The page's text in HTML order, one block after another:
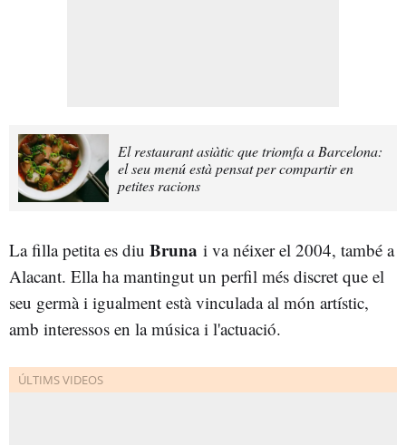
El restaurant asiàtic que triomfa a Barcelona:
el seu menú està pensat per compartir en
petites racions
La filla petita es diu Bruna i va néixer el 2004, també a
Alacant. Ella ha mantingut un perfil més discret que el
seu germà i igualment està vinculada al món artístic,
amb interessos en la música i l'actuació.